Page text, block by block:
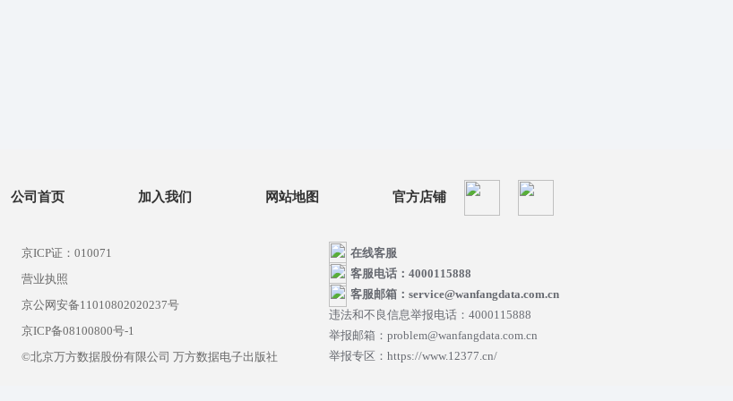
公司首页 加入我们 网站地图 官方店铺
京ICP证：010071
营业执照
京公网安备11010802020237号
京ICP备08100800号-1
©北京万方数据股份有限公司 万方数据电子出版社
在线客服
客服电话：4000115888
客服邮箱：service@wanfangdata.com.cn
违法和不良信息举报电话：4000115888
举报邮箱：problem@wanfangdata.com.cn
举报专区：https://www.12377.cn/